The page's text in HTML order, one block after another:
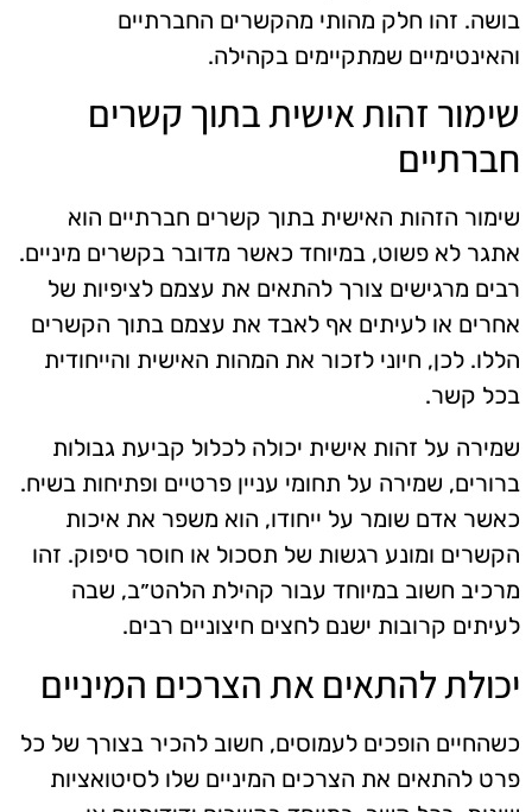
בושה. זהו חלק מהותי מהקשרים החברתיים
והאינטימיים שמתקיימים בקהילה.
שימור זהות אישית בתוך קשרים
חברתיים
שימור הזהות האישית בתוך קשרים חברתיים הוא
אתגר לא פשוט, במיוחד כאשר מדובר בקשרים מיניים.
רבים מרגישים צורך להתאים את עצמם לציפיות של
אחרים או לעיתים אף לאבד את עצמם בתוך הקשרים
הללו. לכן, חיוני לזכור את המהות האישית והייחודית
בכל קשר.
שמירה על זהות אישית יכולה לכלול קביעת גבולות
ברורים, שמירה על תחומי עניין פרטיים ופתיחות בשיח.
כאשר אדם שומר על ייחודו, הוא משפר את איכות
הקשרים ומונע רגשות של תסכול או חוסר סיפוק. זהו
מרכיב חשוב במיוחד עבור קהילת הלהט״ב, שבה
לעיתים קרובות ישנם לחצים חיצוניים רבים.
יכולת להתאים את הצרכים המיניים
כשהחיים הופכים לעמוסים, חשוב להכיר בצורך של כל
פרט להתאים את הצרכים המיניים שלו לסיטואציות